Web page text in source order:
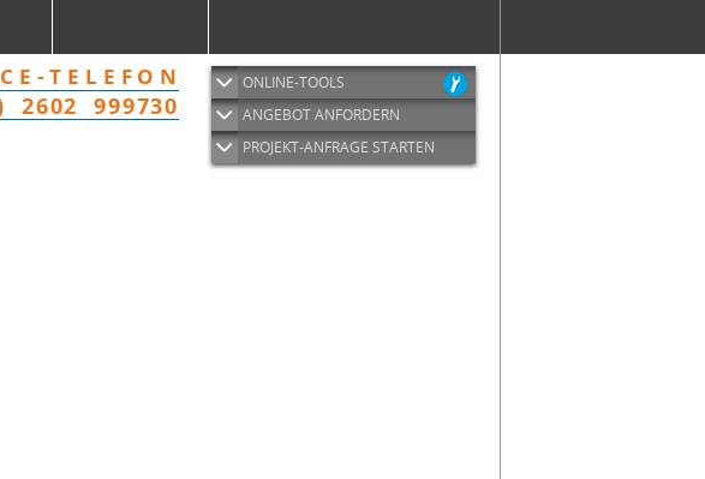
ONLINE-TOOLS
ANGEBOT ANFORDERN
PROJEKT-ANFRAGE STARTEN